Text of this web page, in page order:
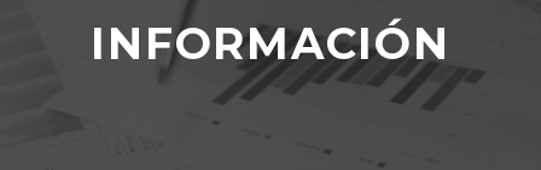
INFORMACIÓN